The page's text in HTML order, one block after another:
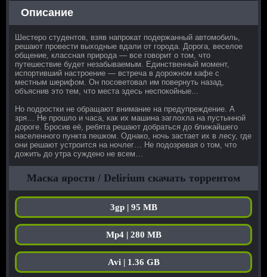
Описание
Шестеро студентов, взяв напрокат подержанный автомобиль,
решают провести выходные вдали от города. Дорога, веселое
общение, классная природа — все говорит о том, что
путешествие будет незабываемым. Единственный момент,
испортивший настроение — встреча в дорожном кафе с
местным шерифом. Он посоветовал им повернуть назад,
объяснив это тем, что места здесь неспокойные...
Но подростки не обращают внимание на предупреждение. А
зря… Не прошло и часа, как их машина заглохла на пустынной
дороге. Бросив её, ребята решают добраться до ближайшего
населенного пункта пешком. Однако, ночь застает их в лесу, где
они решают устроится на ночлег… Не подозревая о том, что
дожить до утра суждено не всем…
Маска ярости / Delirium скачать торрентом
3gp | 95 MB
Mp4 | 280 MB
Avi | 1.36 GB